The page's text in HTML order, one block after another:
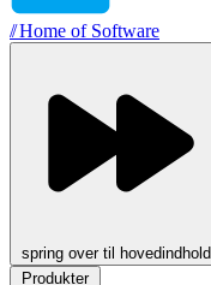
//Home of Software
spring over til hovedindhold
Produkter